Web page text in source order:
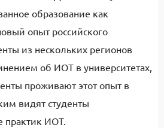
образование как
опыт российского
из нескольких регионов
об ИОТ в университетах,
проживают этот опыт в
видят студенты
практик ИОТ.